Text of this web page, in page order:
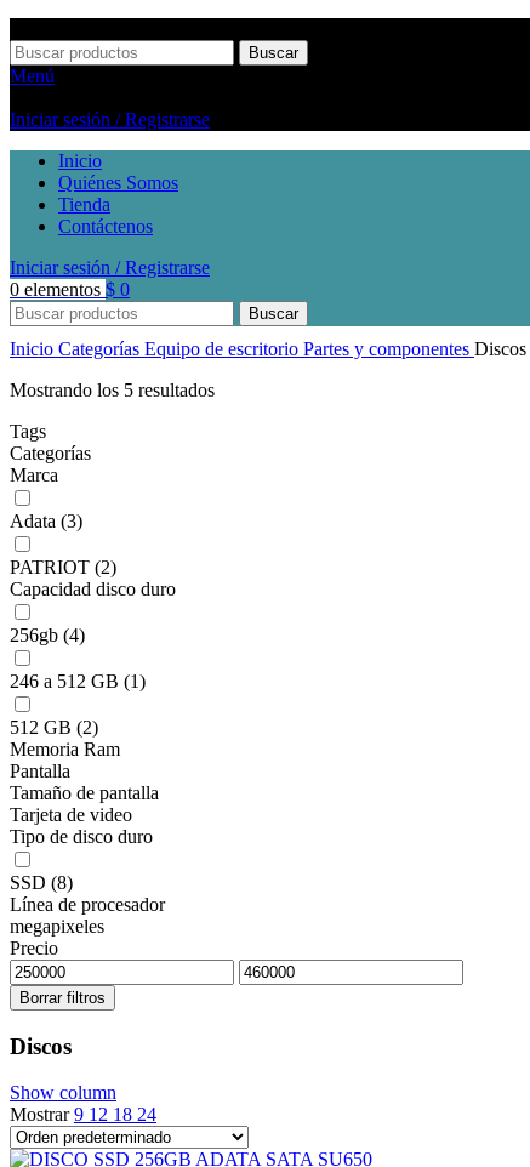
Buscar
Menú
Iniciar sesión / Registrarse
Inicio
Quiénes Somos
Tienda
Contáctenos
Iniciar sesión / Registrarse
0 elementos $ 0
Buscar
Inicio Categorías Equipo de escritorio Partes y componentes Discos
Mostrando los 5 resultados
Tags
Categorías
Marca
Adata (3)
PATRIOT (2)
Capacidad disco duro
256gb (4)
246 a 512 GB (1)
512 GB (2)
Memoria Ram
Pantalla
Tamaño de pantalla
Tarjeta de video
Tipo de disco duro
SSD (8)
Línea de procesador
megapixeles
Precio
Borrar filtros
Discos
Show column
Mostrar9 12 18 24